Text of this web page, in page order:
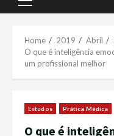
Primary
Home 2019 Abril
O que é inteligência
um profissional melhor
Estudos Prática Médica
O que é